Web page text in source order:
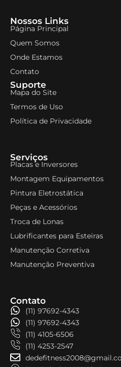
Nossos Links
Página Principal
Quem Somos
Onde Estamos
Contato
Suporte
Mapa do Site
Termos de Uso
Política de Privacidade
Serviços
Placas e Inversores
Montagem Equipamentos
Pintura Eletrostática
Peças e Acessórios
Troca de Lonas
Lubrificantes para Esteiras
Manutenção Corretiva
Manutenção Preventiva
Contato
(11) 97692-4343
(11) 97692-4343
(11) 4105-6506
(11) 4253-2547